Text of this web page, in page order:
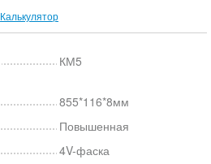
Калькулятор
КМ5
855*116*8мм
Повышенная
4V-фаска